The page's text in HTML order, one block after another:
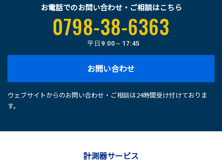
お電話でのお問い合わせ・ご相談はこちら
0798-38-6363
平日 9:00～17:45
お問い合わせ
ウェブサイトからのお問い合わせ・ご相談は24時間受け付けておりま
す。
計測器サービス